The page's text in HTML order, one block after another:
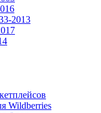
2013
Wildberries